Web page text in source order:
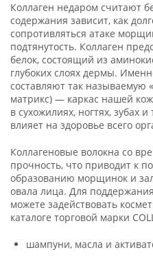
Коллаген недаром считают
содержания зависит, как
сопротивляться атаке
подтянутость. Коллаген
белок, состоящий из
глубоких слоях дермы.
составляют так называемую
матрикс) — каркас нашей
в сухожилиях, ногтях, зубах
влияет на здоровье всего
Коллагеновые волокна со
прочность, что приводит к
образованию морщинок и
овала лица. Для
можете задействовать
каталоге торговой марки
шампуни, масла и